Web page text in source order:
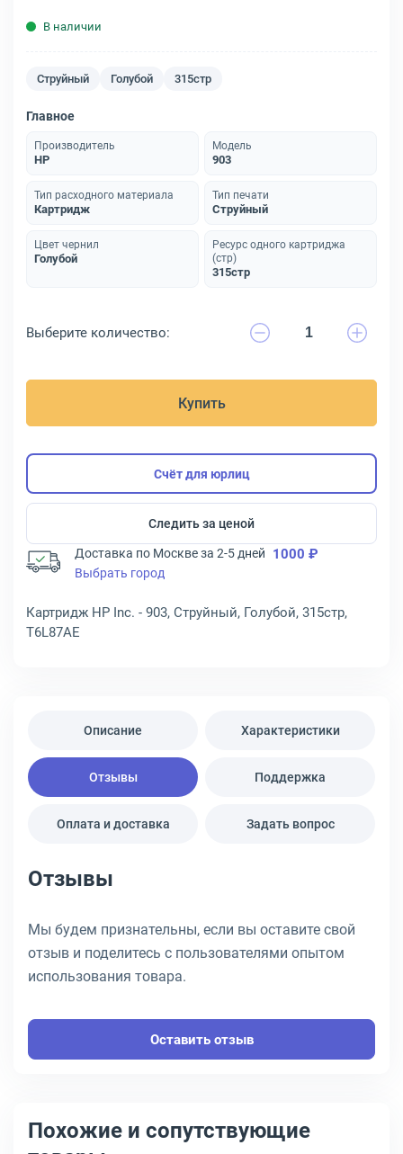
В наличии
Струйный Голубой 315стр
Главное
Производитель
HP
Модель
903
Тип расходного материала
Картридж
Тип печати
Струйный
Цвет чернил
Голубой
Ресурс одного картриджа
(стр)
315стр
Выберите количество:
Купить
Счёт для юрлиц
Следить за ценой
Доставка по Москве за 2-5 дней 1000 ₽
Выбрать город
Картридж HP Inc. - 903, Струйный, Голубой, 315стр,
T6L87AE
Описание Характеристики
Отзывы Поддержка
Оплата и доставка Задать вопрос
Отзывы
Мы будем признательны, если вы оставите свой
отзыв и поделитесь с пользователями опытом
использования товара.
Оставить отзыв
Похожие и сопутствующие